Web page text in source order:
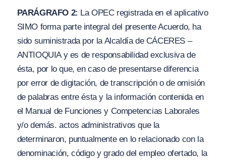
PARÁGRAFO 2: La OPEC registrada en el aplicativo
SIMO forma parte integral del presente Acuerdo, ha
sido suministrada por la Alcaldía de CÁCERES –
ANTIOQUIA y es de responsabilidad exclusiva de
ésta, por lo que, en caso de presentarse diferencia
por error de digitación, de transcripción o de omisión
de palabras entre ésta y la información contenida en
el Manual de Funciones y Competencias Laborales
y/o demás. actos administrativos que la
determinaron, puntualmente en lo relacionado con la
denominación, código y grado del empleo ofertado, la